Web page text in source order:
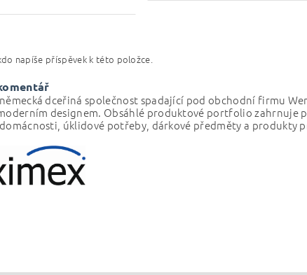
napíše příspěvek k této položce.
dceřiná společnost spadající pod obchodní firmu
designem. Obsáhlé produktové portfolio zahrnuje
úklidové potřeby, dárkové předměty a produkty